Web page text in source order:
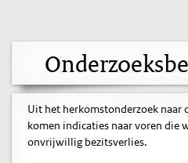
Uit het herkomstonderzoek naar
komen indicaties naar voren die
onvrijwillig bezitsverlies.